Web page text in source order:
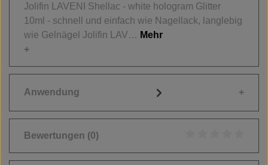
Jolifin LAVENI Shellac - white hologram Glitter
10ml - schnell und einfach wie Nagellack, langlebig
wie Gelnägel Jolifin LAV… Mehr
Anwendung
Bewertungen (0)